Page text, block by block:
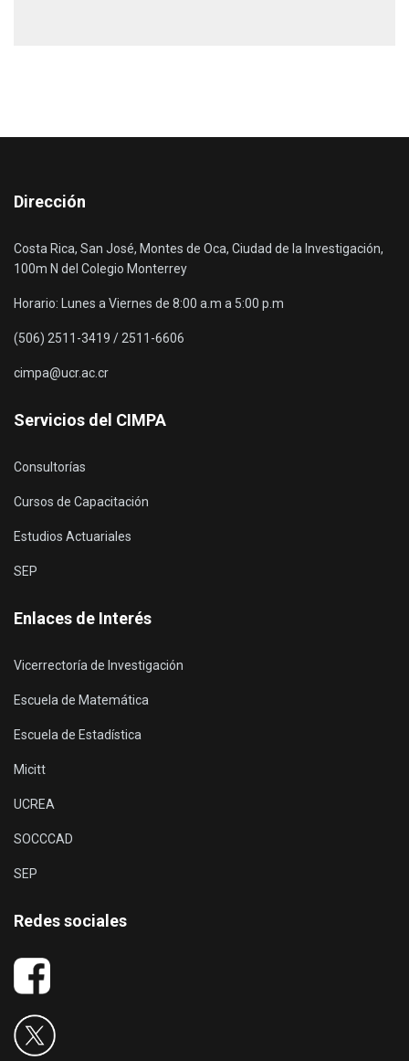
Dirección
Costa Rica, San José, Montes de Oca, Ciudad de la Investigación,
100m N del Colegio Monterrey
Horario: Lunes a Viernes de 8:00 a.m a 5:00 p.m
(506) 2511-3419 / 2511-6606
cimpa@ucr.ac.cr
Servicios del CIMPA
Consultorías
Cursos de Capacitación
Estudios Actuariales
SEP
Enlaces de Interés
Vicerrectoría de Investigación
Escuela de Matemática
Escuela de Estadística
Micitt
UCREA
SOCCCAD
SEP
Redes sociales